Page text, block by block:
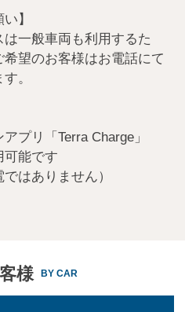
】
一般車両も利用するた
望のお客様はお電話にて
。
プリ「Terra Charge」
能です
はありません）
様 BY CAR